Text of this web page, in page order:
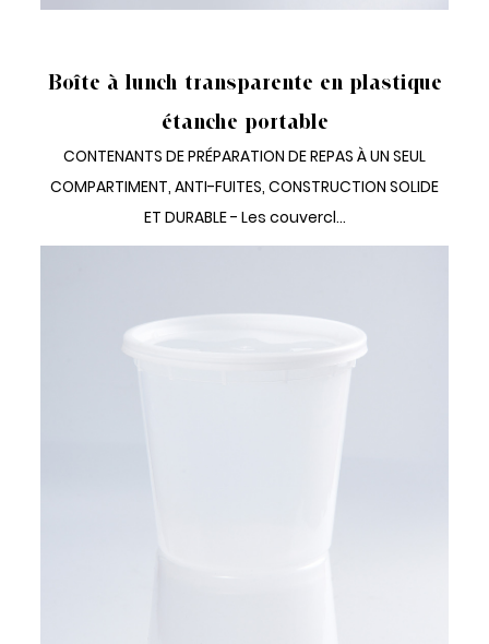
Boîte à lunch transparente en plastique
étanche portable
CONTENANTS DE PRÉPARATION DE REPAS À UN SEUL
COMPARTIMENT, ANTI-FUITES, CONSTRUCTION SOLIDE
ET DURABLE - Les couvercl...